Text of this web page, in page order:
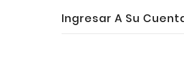
Ingresar A Su